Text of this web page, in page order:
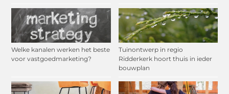
Welke kanalen werken het beste
voor vastgoedmarketing?
Tuinontwerp in regio
Ridderkerk hoort thuis in ieder
bouwplan